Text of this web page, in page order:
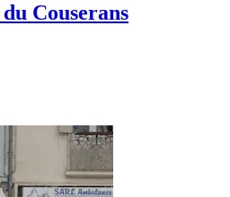
Couserans